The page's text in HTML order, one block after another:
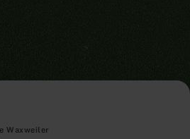
Waxweiler